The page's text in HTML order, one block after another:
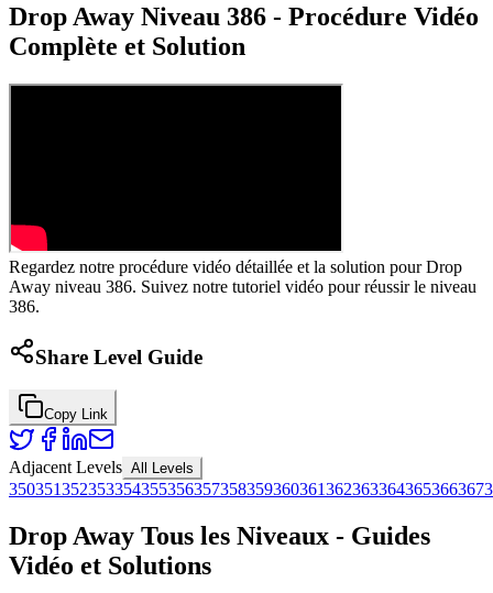
Drop Away Niveau 386 - Procédure Vidéo
Complète et Solution
Regardez notre procédure vidéo détaillée et la solution pour Drop
Away niveau 386. Suivez notre tutoriel vidéo pour réussir le niveau
386.
Share Level Guide
Copy Link
Adjacent Levels All Levels
350351352353354355356357358359360361362363364365366367
Drop Away Tous les Niveaux - Guides
Vidéo et Solutions